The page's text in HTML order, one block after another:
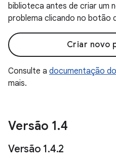
biblioteca antes de criar um
problema clicando no botão
Criar novo
Consulte a documentação
mais.
Versão 1.4
Versão 1.4.2